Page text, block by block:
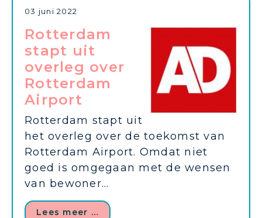
03 juni 2022
Rotterdam
stapt uit
overleg over
Rotterdam
Airport
Rotterdam stapt uit
het overleg over de toekomst van
Rotterdam Airport. Omdat niet
goed is omgegaan met de wensen
van bewoner...
Lees meer …